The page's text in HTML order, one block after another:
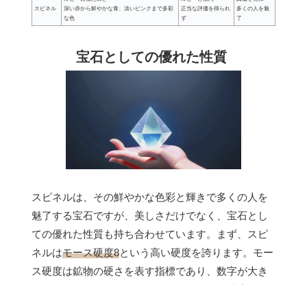
スピネル
深い赤から鮮やかな青、淡いピンクまで多彩
な色
正当な評価を得られ
ず
多くの人を魅
了
宝石としての優れた性質
スピネルは、その鮮やかな色彩と輝きで多くの人を
魅了する宝石ですが、美しさだけでなく、宝石とし
ての優れた性質も持ち合わせています。まず、スピ
ネルはモース硬度8という高い硬度を誇ります。モー
ス硬度は鉱物の硬さを表す指標であり、数字が大き